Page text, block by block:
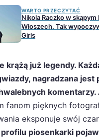
WARTO PRZECZYTAĆ
Nikola Raczko w
Włoszech. Tak
Girls
krążą już legendy.
nagradzana jest
komentarzy.
fanom pięknych
eksponuje swój
profilu piosenkarki